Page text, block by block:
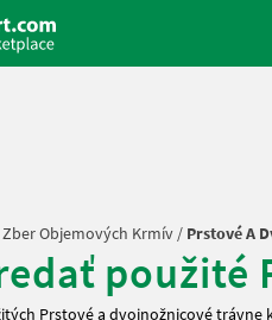
Objemových Krmív / Prstové A
použité
Prstové a dvojnožnicové